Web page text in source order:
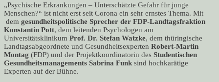
„Psychische Erkrankungen – Unterschätzte Gefahr für junge
Menschen?“ ist nicht erst seit Corona ein sehr ernstes Thema. Mit
dem gesundheitspolitische Sprecher der FDP-Landtagsfraktion
Konstantin Pott, dem leitenden Psychologen am
Universitätsklinikum Prof. Dr. Stefan Watzke, dem thüringische
Landtagsabgeordnete und Gesundheitsexperten Robert-Martin
Montag (FDP) und der Projektkoordinatorin des Studentischen
Gesundheitsmanagements Sabrina Funk sind hochkarätige
Experten auf der Bühne.